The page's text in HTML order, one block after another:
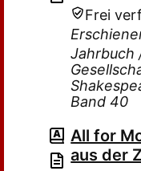
Frei
Jahrbuch
Band 40
All for
aus der